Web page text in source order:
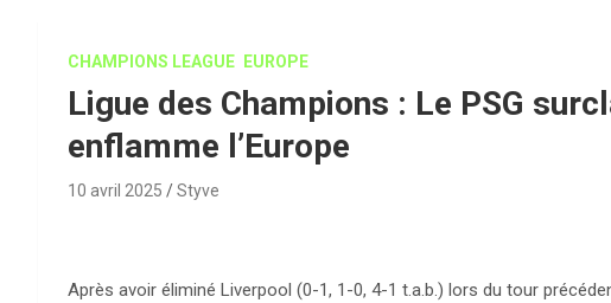
CHAMPIONS LEAGUE EUROPE
Ligue des Champions : Le PSG
enflamme l’Europe
10 avril 2025 Styve
Après avoir éliminé Liverpool (0-1, 1-0, 4-1 t.a.b.) lors du tour